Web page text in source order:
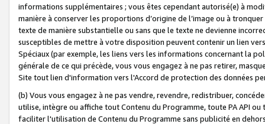
informations supplémentaires ; vous êtes cependant autorisé(e) à
manière à conserver les proportions d’origine de l’image ou à
texte de manière substantielle ou sans que le texte ne devienne
susceptibles de mettre à votre disposition peuvent contenir un lien
Spéciaux (par exemple, les liens vers les informations concernant la
générale de ce qui précède, vous vous engagez à ne pas retirer,
Site tout lien d'information vers l'Accord de protection des données
(b) Vous vous engagez à ne pas vendre, revendre, redistribuer,
utilise, intègre ou affiche tout Contenu du Programme, toute PA API
faciliter l'utilisation de Contenu du Programme sans publicité en